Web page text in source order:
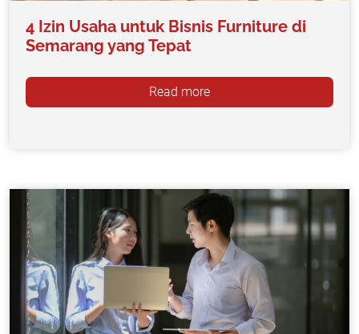
4 Izin Usaha untuk Bisnis Furniture di
Semarang yang Tepat
Read more